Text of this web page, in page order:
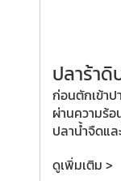
ปลาร้าดิ
ก่อนตักเข้าป
ผ่านความร้อ
ปลาน้ำจืดแล
ดูเพิ่มเติม >